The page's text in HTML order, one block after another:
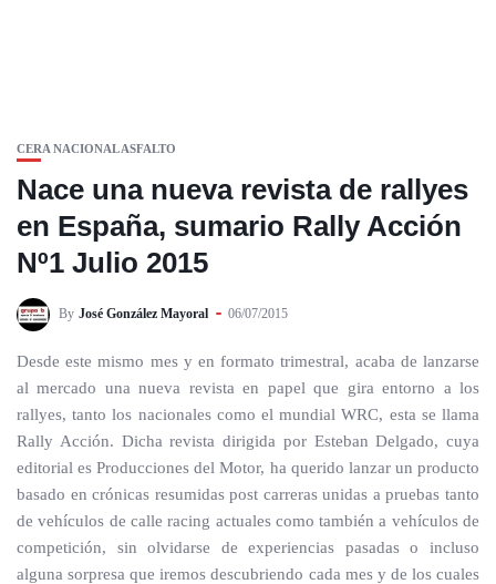
CERA NACIONAL ASFALTO
Nace una nueva revista de rallyes
en España, sumario Rally Acción
Nº1 Julio 2015
By José González Mayoral 06/07/2015
Desde este mismo mes y en formato trimestral, acaba de lanzarse
al mercado una nueva revista en papel que gira entorno a los
rallyes, tanto los nacionales como el mundial WRC, esta se llama
Rally Acción. Dicha revista dirigida por Esteban Delgado, cuya
editorial es Producciones del Motor, ha querido lanzar un producto
basado en crónicas resumidas post carreras unidas a pruebas tanto
de vehículos de calle racing actuales como también a vehículos de
competición, sin olvidarse de experiencias pasadas o incluso
alguna sorpresa que iremos descubriendo cada mes y de los cuales